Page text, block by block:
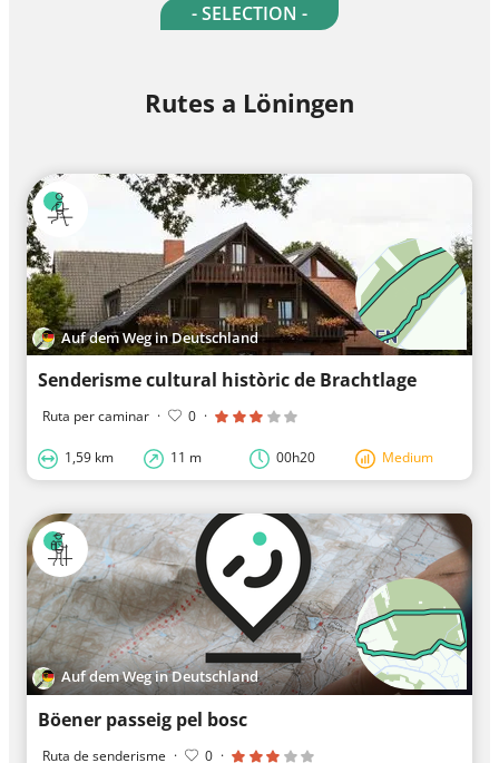
- SELECTION -
Rutes a Löningen
Auf dem Weg in Deutschland
Senderisme cultural històric de Brachtlage
Ruta per caminar · 0 ·
1,59 km 11 m 00h20 Medium
Auf dem Weg in Deutschland
Böener passeig pel bosc
Ruta de senderisme · 0 ·